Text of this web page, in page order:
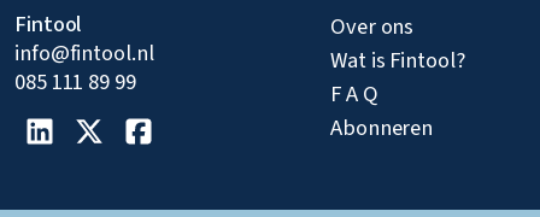
Fintool
info@fintool.nl
085 111 89 99
Over ons
Wat is Fintool?
F A Q
Abonneren